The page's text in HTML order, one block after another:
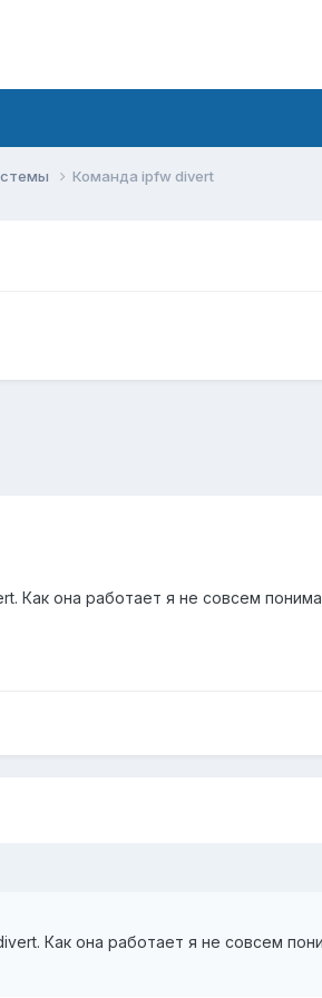
Команда ipfw divert
Как она работает я не совсем
Как она работает я не совсем